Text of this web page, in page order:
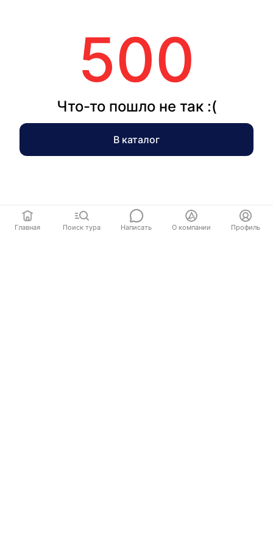
500
Что-то пошло не так :(
В каталог
Главная Поиск тура Написать О компании Профиль